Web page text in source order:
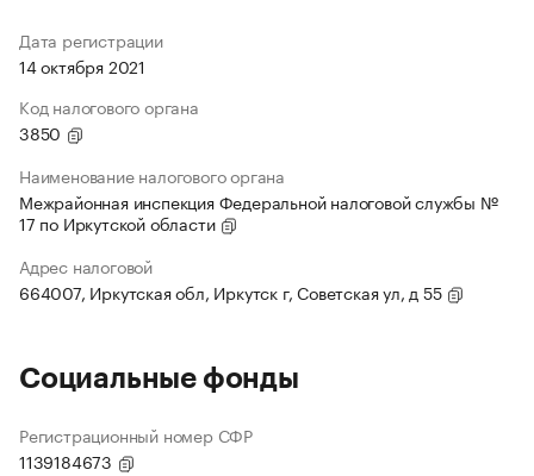
Дата регистрации
14 октября 2021
Код налогового органа
3850
Наименование налогового органа
Межрайонная инспекция Федеральной налоговой службы №
17 по Иркутской области
Адрес налоговой
664007, Иркутская обл, Иркутск г, Советская ул, д 55
Социальные фонды
Регистрационный номер СФР
1139184673